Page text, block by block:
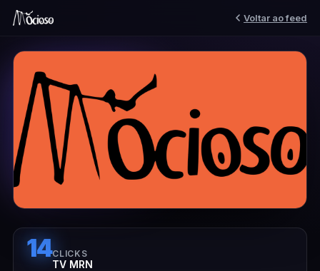
Voltar ao feed
14CLICKS
TV MRN